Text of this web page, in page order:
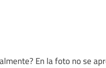
En la foto no se